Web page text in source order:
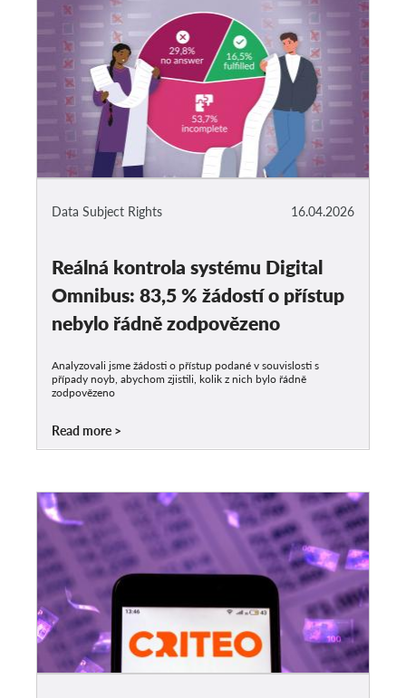
16.04.2026
Data Subject Rights
Reálná kontrola systému Digital
Omnibus: 83,5 % žádostí o přístup
nebylo řádně zodpovězeno
Analyzovali jsme žádosti o přístup podané v souvislosti s
případy noyb, abychom zjistili, kolik z nich bylo řádně
zodpovězeno
Read more